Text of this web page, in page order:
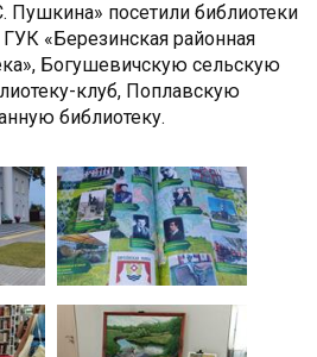
Пушкина» посетили библиотеки
«Березинская районная
Богушевичскую сельскую
клуб, Поплавскую
библиотеку.